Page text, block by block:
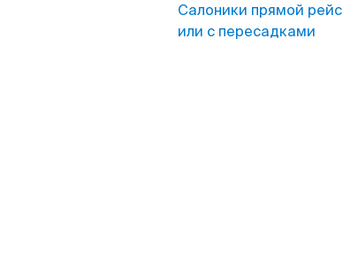
Салоники прямой рейс
или с пересадками